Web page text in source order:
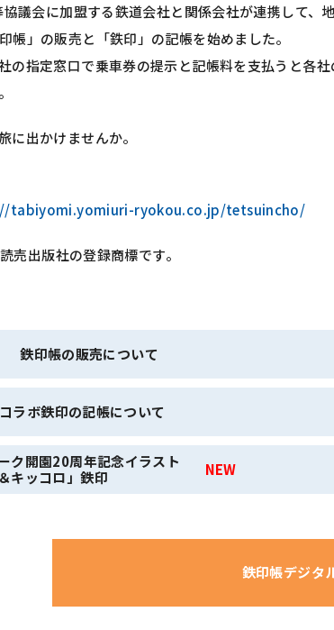
議会に加盟する鉄道会社と関係会社が連携して、
帳」の販売と「鉄印」の記帳を始めました。
の指定窓口で乗車券の提示と記帳料を支払うと各
に出かけませんか。
tabiyomi.yomiuri-ryokou.co.jp/tetsuincho/
売出版社の登録商標です。
鉄印帳の販売について
コラボ鉄印の記帳について
ク開園20周年記念イラスト
ー＆キッコロ」鉄印 NEW
鉄印帳デジタ